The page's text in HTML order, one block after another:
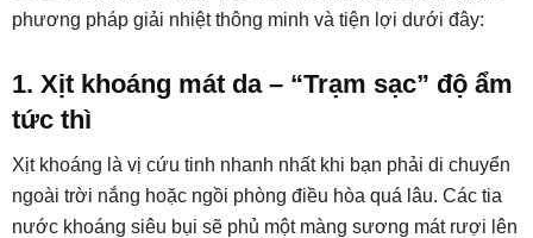
phương pháp giải nhiệt thông minh và tiện lợi dưới đây:
1. Xịt khoáng mát da – “Trạm sạc” độ ẩm
tức thì
Xịt khoáng là vị cứu tinh nhanh nhất khi bạn phải di chuyển
ngoài trời nắng hoặc ngồi phòng điều hòa quá lâu. Các tia
nước khoáng siêu bụi sẽ phủ một màng sương mát rượi lên